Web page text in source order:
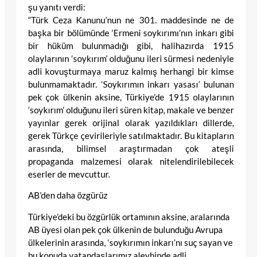
şu yanıtı verdi:
“Türk Ceza Kanunu’nun ne 301. maddesinde ne de
başka bir bölümünde ‘Ermeni soykırımı’nın inkarı gibi
bir hüküm bulunmadığı gibi, halihazırda 1915
olaylarının ‘soykırım’ olduğunu ileri sürmesi nedeniyle
adli kovuşturmaya maruz kalmış herhangi bir kimse
bulunmamaktadır. ‘Soykırımın inkarı yasası’ bulunan
pek çok ülkenin aksine, Türkiye’de 1915 olaylarının
‘soykırım’ olduğunu ileri süren kitap, makale ve benzer
yayınlar gerek orijinal olarak yazıldıkları dillerde,
gerek Türkçe çevirileriyle satılmaktadır. Bu kitapların
arasında, bilimsel araştırmadan çok ateşli
propaganda malzemesi olarak nitelendirilebilecek
eserler de mevcuttur.
AB’den daha özgürüz
Türkiye’deki bu özgürlük ortamının aksine, aralarında
AB üyesi olan pek çok ülkenin de bulunduğu Avrupa
ülkelerinin arasında, ‘soykırımın inkarı’nı suç sayan ve